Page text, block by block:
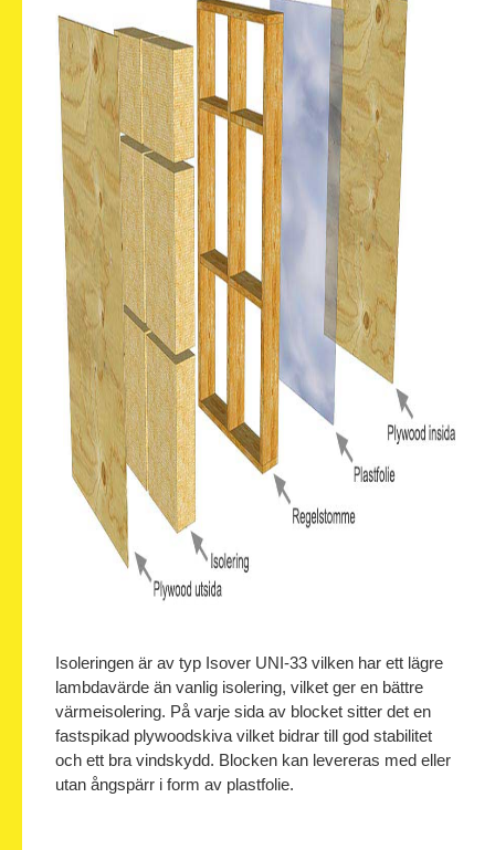
Isoleringen är av typ Isover UNI-33 vilken har ett lägre
lambdavärde än vanlig isolering, vilket ger en bättre
värmeisolering. På varje sida av blocket sitter det en
fastspikad plywoodskiva vilket bidrar till god stabilitet
och ett bra vindskydd. Blocken kan levereras med eller
utan ångspärr i form av plastfolie.